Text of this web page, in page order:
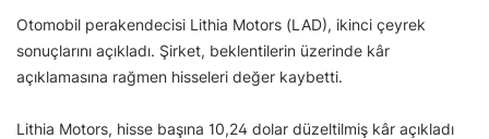
Otomobil perakendecisi Lithia Motors (LAD), ikinci çeyrek
sonuçlarını açıkladı. Şirket, beklentilerin üzerinde kâr
açıklamasına rağmen hisseleri değer kaybetti.
Lithia Motors, hisse başına 10,24 dolar düzeltilmiş kâr açıkladı